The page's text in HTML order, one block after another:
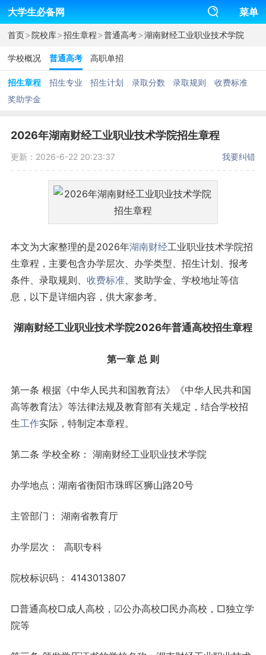
大学生必备网 菜单
首页>院校库>招生章程>普通高考>湖南财经工业职业技术学院
学校概况 普通高考 高职单招
招生章程 招生专业 招生计划 录取分数 录取规则
收费标准
奖助学金
2026年湖南财经工业职业技术学院招生章程
更新：2026-6-22 20:23:37 我要纠错
本文为大家整理的是2026年湖南财经工业职业技术学院招
生章程，主要包含办学层次、办学类型、招生计划、报考
条件、录取规则、 收费标准、奖助学金、学校地址等信
息，以下是详细内容，供大家参考。
湖南财经工业职业技术学院2026年普通高校招生章程
第一章 总 则
第一条 根据《中华人民共和国教育法》《中华人民共和国
高等教育法》等法律法规及教育部有关规定，结合学校招
生工作实际，特制定本章程。
第二条 学校全称： 湖南财经工业职业技术学院
办学地点：湖南省衡阳市珠晖区狮山路20号
主管部门： 湖南省教育厅
办学层次： 高职专科
院校标识码： 4143013807
□普通高校□成人高校，☑公办高校□民办高校，□独立学
院等